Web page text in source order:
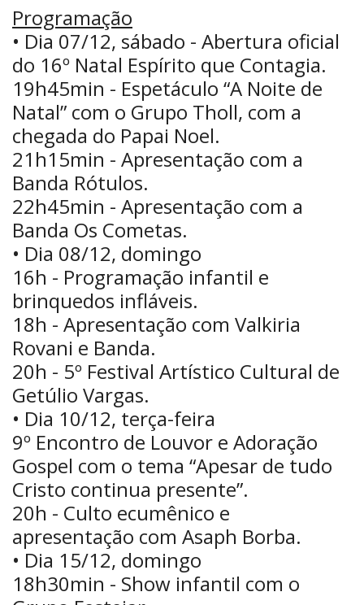
Programação
• Dia 07/12, sábado - Abertura oficial
do 16º Natal Espírito que Contagia.
19h45min - Espetáculo “A Noite de
Natal” com o Grupo Tholl, com a
chegada do Papai Noel.
21h15min - Apresentação com a
Banda Rótulos.
22h45min - Apresentação com a
Banda Os Cometas.
• Dia 08/12, domingo
16h - Programação infantil e
brinquedos infláveis.
18h - Apresentação com Valkiria
Rovani e Banda.
20h - 5º Festival Artístico Cultural de
Getúlio Vargas.
• Dia 10/12, terça-feira
9º Encontro de Louvor e Adoração
Gospel com o tema “Apesar de tudo
Cristo continua presente”.
20h - Culto ecumênico e
apresentação com Asaph Borba.
• Dia 15/12, domingo
18h30min - Show infantil com o